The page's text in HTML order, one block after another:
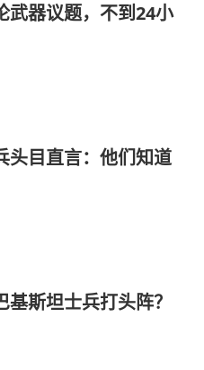
武器议题，不到24小
头目直言：他们知道
斯坦士兵打头阵？